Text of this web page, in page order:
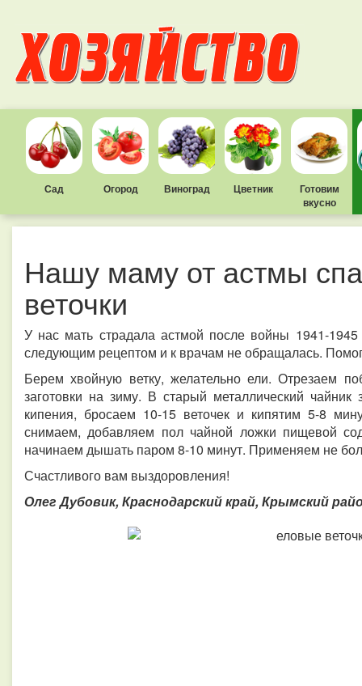
Сад Огород Виноград Цветник
Готовим
вкусно
Нашу маму от астмы
веточки
У нас мать страдала астмой после войны 1941-
следующим рецептом и к врачам не обращалась.
Берем хвойную ветку, желательно ели.Отрезаем
заготовки на зиму. В старый металлический
кипения, бросаем 10-15 веточек и кипятим 5-8
снимаем, добавляем пол чайной ложки пищевой
начинаем дышать паром 8-10 минут. Применяем не
Счастливого вам выздоровления!
Олег Дубовик, Краснодарский край, Крымский